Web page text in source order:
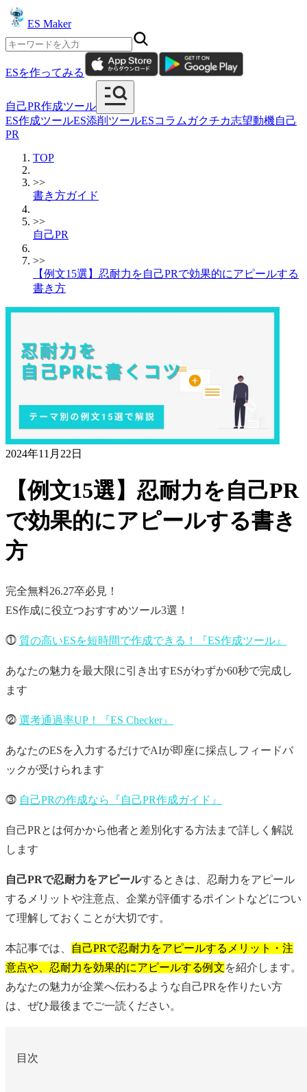
ES Maker
ESを作ってみる
自己PR作成ツール
ES作成ツールES添削ツールESコラム ガクチカ志望動機自己
PR
TOP
>>
書き方ガイド
>>
自己PR
>>
【例文15選】忍耐力を自己PRで効果的にアピールする
書き方
2024年11月22日
【例文15選】忍耐力を自己PR
で効果的にアピールする書き
方
完全無料26.27卒必見！
ES作成に役立つおすすめツール3選！
⓵ 質の高いESを短時間で作成できる！『ES作成ツール』
あなたの魅力を最大限に引き出すESがわずか60秒で完成し
ます
⓶ 選考通過率UP！『ES Checker』
あなたのESを入力するだけでAIが即座に採点しフィードバ
ックが受けられます
⓷ 自己PRの作成なら『自己PR作成ガイド』
自己PRとは何かから他者と差別化する方法まで詳しく解説
します
自己PRで忍耐力をアピールするときは、忍耐力をアピール
するメリットや注意点、企業が評価するポイントなどについ
て理解しておくことが大切です。
本記事では、
自己PRで忍耐力をアピールするメリット・注
意点や、忍耐力を効果的にアピールする例文を紹介します。
あなたの魅力が企業へ伝わるような自己PRを作りたい方
は、ぜひ最後までご一読ください。
目次